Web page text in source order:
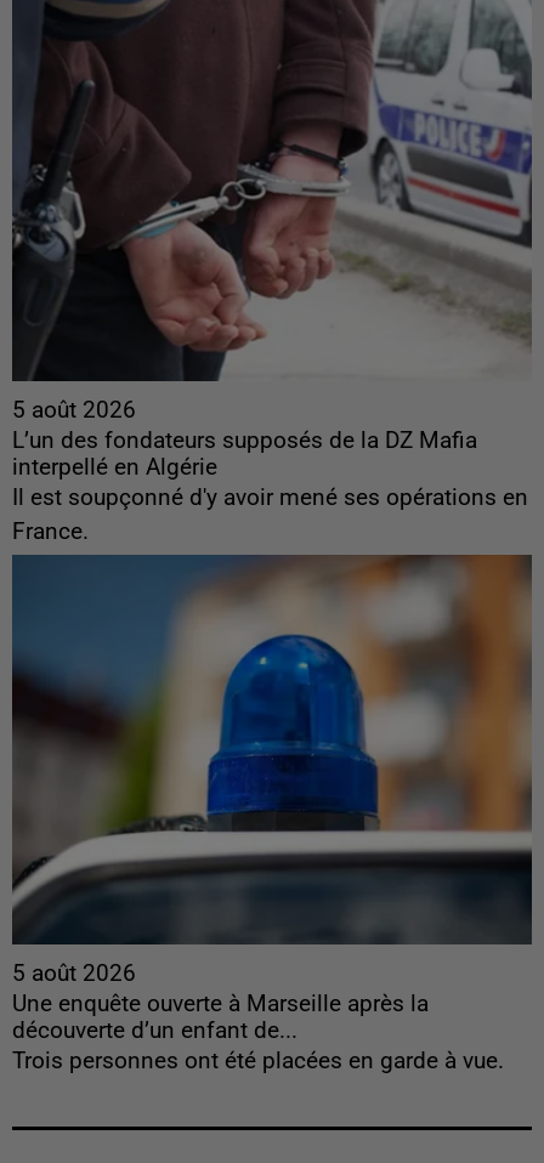
5 août 2026
L’un des fondateurs supposés de la DZ Mafia
interpellé en Algérie
Il est soupçonné d'y avoir mené ses opérations en
France.
5 août 2026
Une enquête ouverte à Marseille après la
découverte d’un enfant de...
Trois personnes ont été placées en garde à vue.